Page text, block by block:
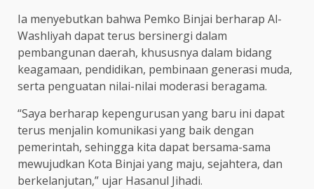
Ia menyebutkan bahwa Pemko Binjai berharap Al-
Washliyah dapat terus bersinergi dalam
pembangunan daerah, khususnya dalam bidang
keagamaan, pendidikan, pembinaan generasi muda,
serta penguatan nilai-nilai moderasi beragama.
“Saya berharap kepengurusan yang baru ini dapat
terus menjalin komunikasi yang baik dengan
pemerintah, sehingga kita dapat bersama-sama
mewujudkan Kota Binjai yang maju, sejahtera, dan
berkelanjutan,” ujar Hasanul Jihadi.